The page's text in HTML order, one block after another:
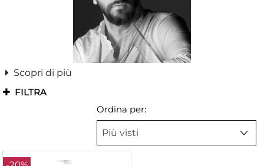
Scopri di più
FILTRA
Ordina per: